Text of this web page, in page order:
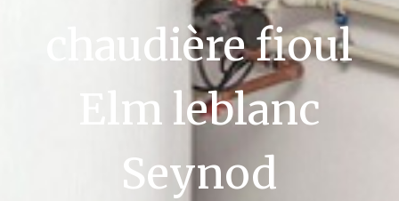
chaudière fioul
Elm leblanc
Seynod